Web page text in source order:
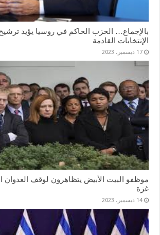
بالإجماع… الحزب الحاكم في روسيا يؤيد
الإنتخابات القادمة
17 ديسمبر، 2023
موظفو البيت الأبيض يتظاهرون لوقف العدوان
غزة
14 ديسمبر، 2023